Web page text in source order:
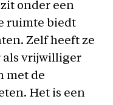
zit onder een
ruimte biedt
Zelf heeft ze
als vrijwilliger
met de
Het is een